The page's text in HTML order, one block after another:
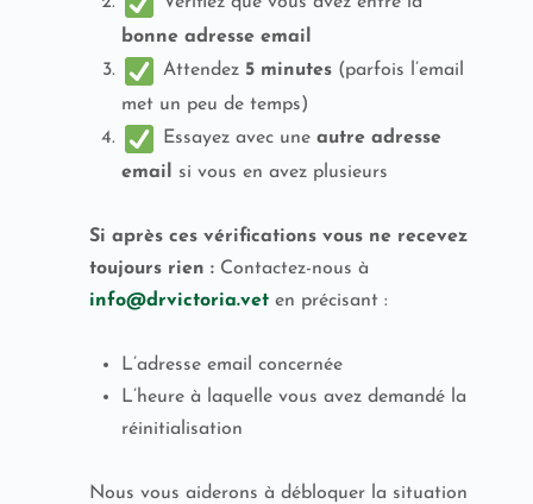
bonne adresse email
Attendez 5 minutes (parfois l’email
met un peu de temps)
Essayez avec une autre adresse
email
si vous en avez plusieurs
Si après ces vérifications vous ne recevez
toujours rien : Contactez-nous à
info@drvictoria.vet en précisant :
L’adresse email concernée
L’heure à laquelle vous avez demandé la
réinitialisation
Nous vous aiderons à débloquer la situation